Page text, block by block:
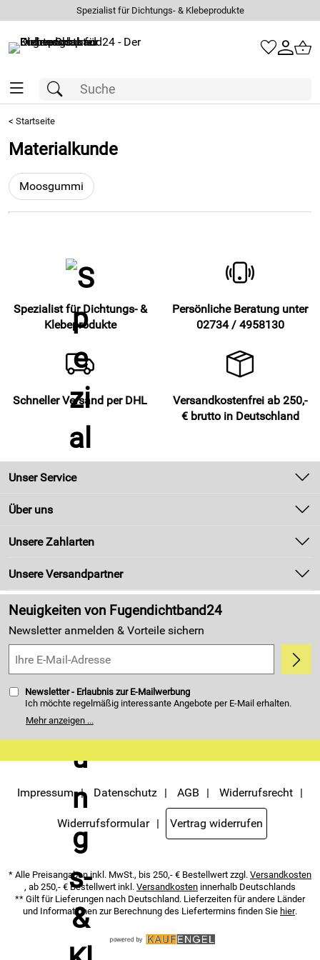
Spezialist für Dichtungs- & Klebeprodukte
< Startseite
Materialkunde
Moosgummi
Spezialist für Dichtungs- &
Klebeprodukte
Persönliche Beratung unter
02734 / 4958130
Schneller Versand per DHL
Versandkostenfrei ab 250,-
€ brutto in Deutschland
Unser Service
Kontakt
Zahlung und Versand
Kundenlogin
Über uns
Unsere Bestseller
Neu
Made in Germany
Kundenbewertungen (4.405)
5,0/5*****
Unsere Zahlarten
Unsere Versandpartner
Neuigkeiten von Fugendichtband24
Newsletter anmelden & Vorteile sichern
Newsletter - Erlaubnis zur E-Mailwerbung
Ich möchte regelmäßig interessante Angebote per E-Mail erhalten.
Meine E-Mail-Adresse wird nicht an andere Unternehmen
weitergegeben. Zu statistischen Zwecken wird in anonymer Form
kann ich jederzeit mit Wirkung für die Zukunft widerrufen. Die
Servicemenü unten rechts, oder indem Sie den Link "Abmelden" am
Ende des Newsletters anklicken. Die
Datenschutzerklärunghabe ich
zur Kenntnis genommen.
Mehr anzeigen ...
Impressum Datenschutz AGB Widerrufsrecht
Widerrufsformular Vertrag widerrufen
* Alle Preisangaben inkl. MwSt., bis 250,- € Bestellwert zzgl. Versandkosten
, ab 250,- € Bestellwert inkl. Versandkosten innerhalb Deutschlands
** Gilt für Lieferungen nach Deutschland. Lieferzeiten für andere Länder
und Informationen zur Berechnung des Liefertermins finden Sie hier.